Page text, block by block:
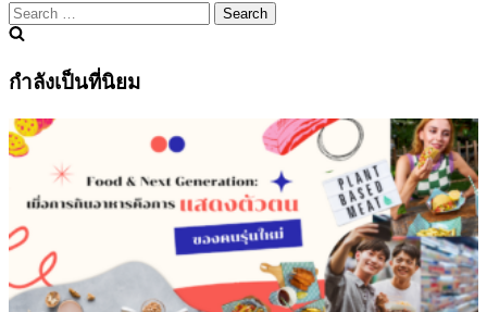
Search
for:
กำลังเป็นที่นิยม